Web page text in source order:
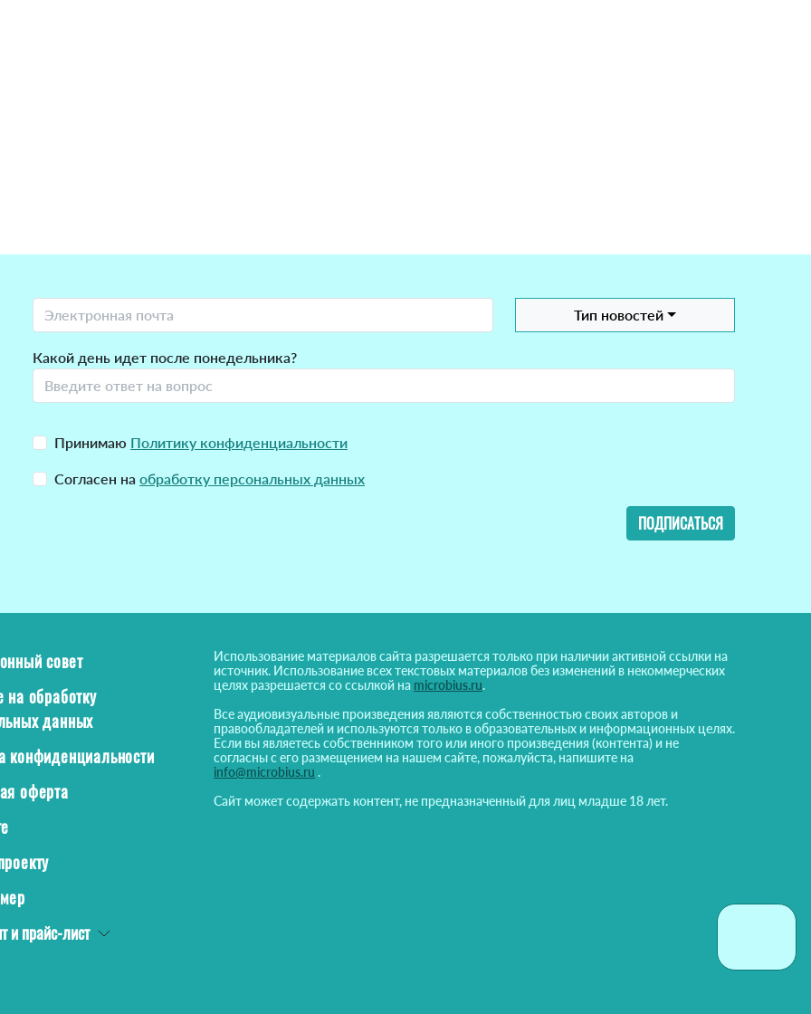
Тип новостей
Какой день идет после понедельника?
Принимаю Политику конфиденциальности
Согласен на обработку персональных данных
ПОДПИСАТЬСЯ
совет
на обработку
данных
конфиденциальности
оферта
и прайс-лист
Использование материалов сайта разрешается только при наличии активной ссылки на
источник. Использование всех текстовых материалов без изменений в некоммерческих
целях разрешается со ссылкой на microbius.ru.
Все аудиовизуальные произведения являются собственностью своих авторов и
правообладателей и используются только в образовательных и информационных целях.
Если вы являетесь собственником того или иного произведения (контента) и не
согласны с его размещением на нашем сайте, пожалуйста, напишите на
info@microbius.ru .
Сайт может содержать контент, не предназначенный для лиц младше 18 лет.